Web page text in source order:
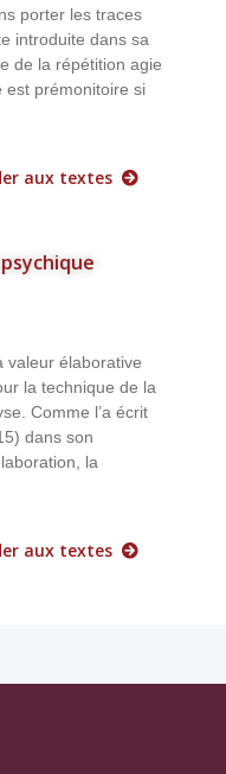
porter les traces
introduite dans sa
de la répétition agie
est prémonitoire si
aux textes
valeur élaborative
la technique de la
Comme l’a écrit
dans son
la
aux textes